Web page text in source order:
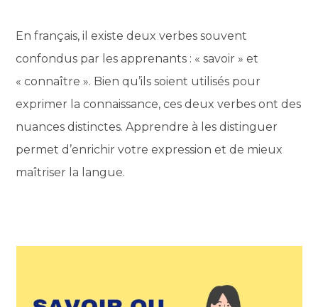
En français, il existe deux verbes souvent
confondus par les apprenants : « savoir » et
« connaître ». Bien qu’ils soient utilisés pour
exprimer la connaissance, ces deux verbes ont des
nuances distinctes. Apprendre à les distinguer
permet d’enrichir votre expression et de mieux
maîtriser la langue.